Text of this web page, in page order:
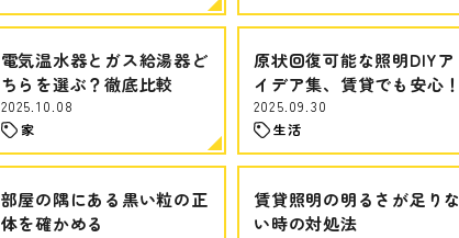
電気温水器とガス給湯器ど
ちらを選ぶ？徹底比較
2025.10.08
家
原状回復可能な照明DIYア
イデア集、賃貸でも安心！
2025.09.30
生活
部屋の隅にある黒い粒の正
体を確かめる
賃貸照明の明るさが足りな
い時の対処法